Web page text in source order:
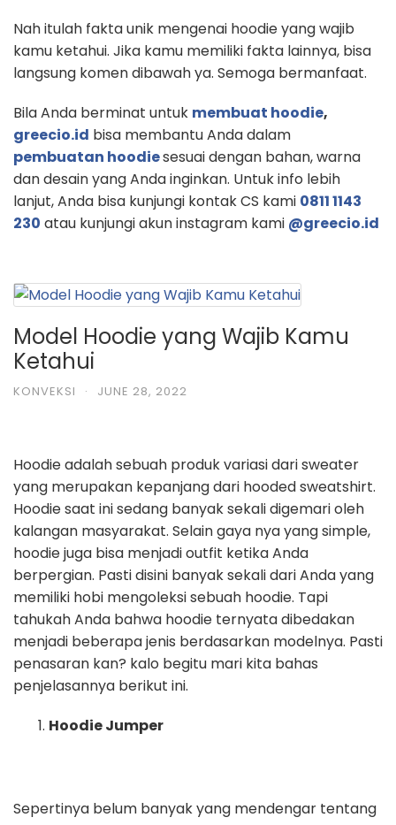
Nah itulah fakta unik mengenai hoodie yang wajib
kamu ketahui. Jika kamu memiliki fakta lainnya, bisa
langsung komen dibawah ya. Semoga bermanfaat.
Bila Anda berminat untuk membuat hoodie,
greecio.id bisa membantu Anda dalam
pembuatan hoodiesesuai dengan bahan, warna
dan desain yang Anda inginkan. Untuk info lebih
lanjut, Anda bisa kunjungi kontak CS kami 0811 1143
230 atau kunjungi akun instagram kami @greecio.id
Model Hoodie yang Wajib Kamu
Ketahui
KONVEKSI · JUNE 28, 2022
Hoodie adalah sebuah produk variasi dari sweater
yang merupakan kepanjang dari hooded sweatshirt.
Hoodie saat ini sedang banyak sekali digemari oleh
kalangan masyarakat. Selain gaya nya yang simple,
hoodie juga bisa menjadi outfit ketika Anda
berpergian. Pasti disini banyak sekali dari Anda yang
memiliki hobi mengoleksi sebuah hoodie. Tapi
tahukah Anda bahwa hoodie ternyata dibedakan
menjadi beberapa jenis berdasarkan modelnya. Pasti
penasaran kan? kalo begitu mari kita bahas
penjelasannya berikut ini.
Hoodie Jumper
Sepertinya belum banyak yang mendengar tentang